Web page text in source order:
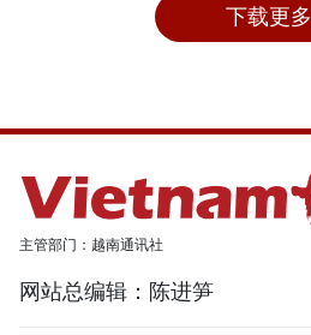
下载更多
主管部门：越南通讯社
网站总编辑：陈进笋